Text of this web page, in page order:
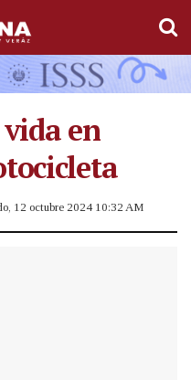
en
12 octubre 2024 10:32 AM